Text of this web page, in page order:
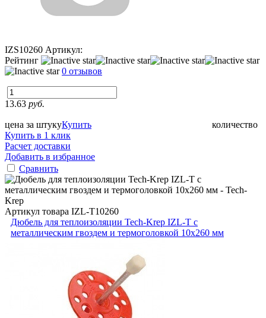
IZS10260 Артикул:
Рейтинг
0 отзывов
13.63 руб.
цена за штуку количество
Купить
Купить в 1 клик
Расчет доставки
Добавить в избранное
Сравнить
Артикул товара IZL-T10260
Дюбель для теплоизоляции Tech-Krep IZL-T с
металлическим гвоздем и термоголовкой 10х260 мм